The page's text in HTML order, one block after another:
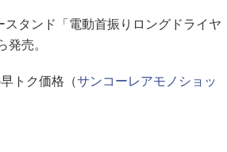
タンド「電動首振りロングドライヤ
売。
トク価格（サンコーレアモノショッ